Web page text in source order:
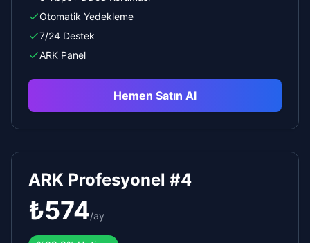
Otomatik Yedekleme
7/24 Destek
ARK Panel
Hemen Satın Al
ARK Profesyonel #4
₺574/ay